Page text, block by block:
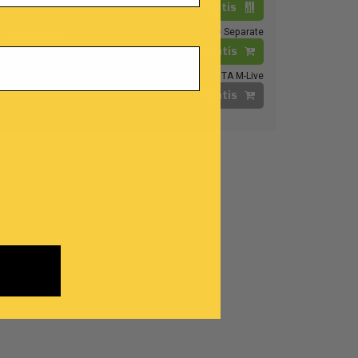
Edith Piaf Gratis
Tracce Separate
Gratis
MTA M-Live
Gratis